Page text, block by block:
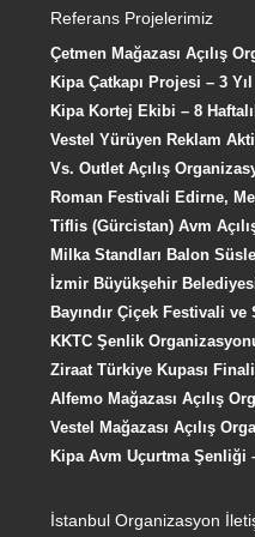
Referans Projelerimiz
Çetmen Mağazası Açılış
Kipa Çatkapı Projesi – 3
Kipa Kortej Ekibi – 8
Vestel Yürüyen Reklam
Vs. Outlet Açılış
Roman Festivali Edirne,
Tiflis (Gürcistan) Avm
Milka Standları Balon
İzmir Büyükşehir
Bayındır Çiçek Festivali
KKTC Şenlik
Ziraat Türkiye Kupası
Alfemo Mağazası Açılış
Vestel Mağazası Açılış
Kipa Avm Uçurtma Şenliği
İstanbul Organizasyon